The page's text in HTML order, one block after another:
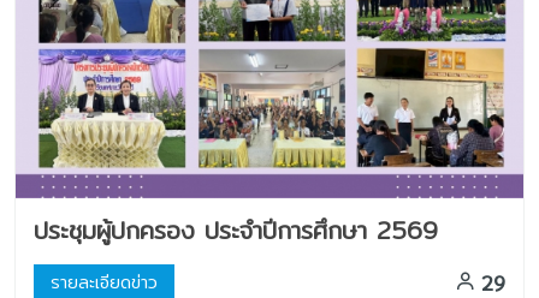
ประชุมผู้ปกครอง ประจำปีการศึกษา 2569
รายละเอียดข่าว 29